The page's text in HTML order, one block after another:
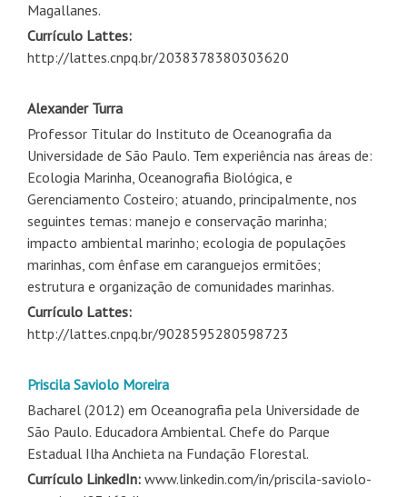
Magallanes.
Currículo Lattes:
http://lattes.cnpq.br/2038378380303620
Alexander Turra
Professor Titular do Instituto de Oceanografia da
Universidade de São Paulo. Tem experiência nas áreas de:
Ecologia Marinha, Oceanografia Biológica, e
Gerenciamento Costeiro; atuando, principalmente, nos
seguintes temas: manejo e conservação marinha;
impacto ambiental marinho; ecologia de populações
marinhas, com ênfase em caranguejos ermitões;
estrutura e organização de comunidades marinhas.
Currículo Lattes:
http://lattes.cnpq.br/9028595280598723
Priscila Saviolo Moreira
Bacharel (2012) em Oceanografia pela Universidade de
São Paulo. Educadora Ambiental. Chefe do Parque
Estadual Ilha Anchieta na Fundação Florestal.
Currículo LinkedIn: www.linkedin.com/in/priscila-saviolo-